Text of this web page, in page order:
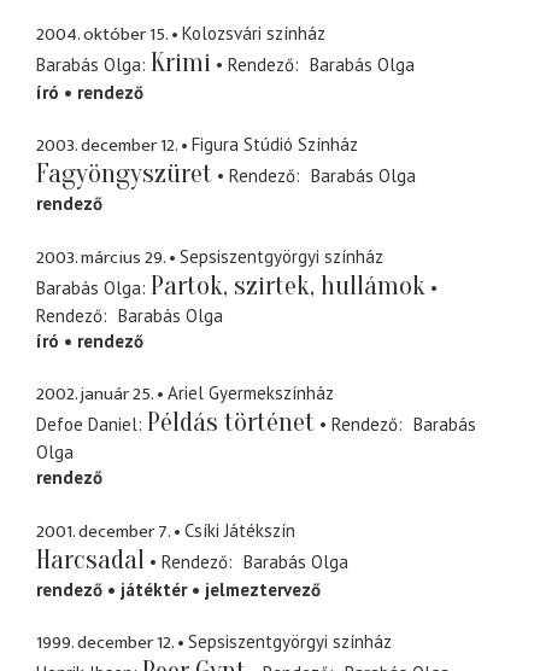
2004. október 15.
Kolozsvári színház
Barabás Olga Krimi Rendező
Barabás Olga
író
rendező
2003. december 12. Figura Stúdió Színház
Fagyöngyszüret Rendező
Barabás Olga
rendező
2003. március 29.
Sepsiszentgyörgyi színház
Barabás Olga Partok, szirtek, hullámok
Rendező
Barabás Olga
író
rendező
2002. január 25.
Ariel Gyermekszínház
Defoe Daniel Példás történet Rendező
Barabás
Olga
rendező
2001. december 7. Csíki Játékszín
Harcsadal Rendező
Barabás Olga
rendező
játéktér jelmeztervező
1999. december 12.
Sepsiszentgyörgyi színház